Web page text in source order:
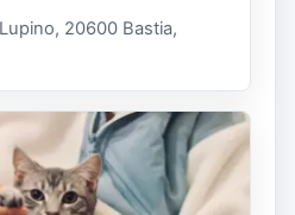
20600 Bastia,